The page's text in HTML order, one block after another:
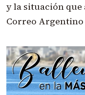
y la situación que
Correo Argentino